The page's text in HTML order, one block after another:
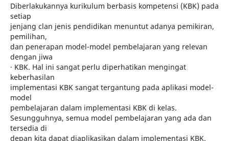
Diberlakukannya kurikulum berbasis kompetensi (KBK) pada
setiap
jenjang clan jenis pendidikan menuntut adanya pemikiran,
pemilihan,
dan penerapan model-model pembelajaran yang relevan
dengan jiwa
· KBK. Hal ini sangat perlu diperhatikan mengingat
keberhasilan
implementasi KBK sangat tergantung pada aplikasi model-
model
pembelajaran dalam implementasi KBK di kelas.
Sesungguhnya, semua model pembelajaran yang ada dan
tersedia di
depan kita dapat diaplikasikan dalam implementasi KBK.